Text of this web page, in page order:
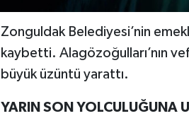
Zonguldak Belediyesi’nin
kaybetti. Alagözoğulları’nın
büyük üzüntü yarattı.
YARIN SON YOLCULUĞUNA